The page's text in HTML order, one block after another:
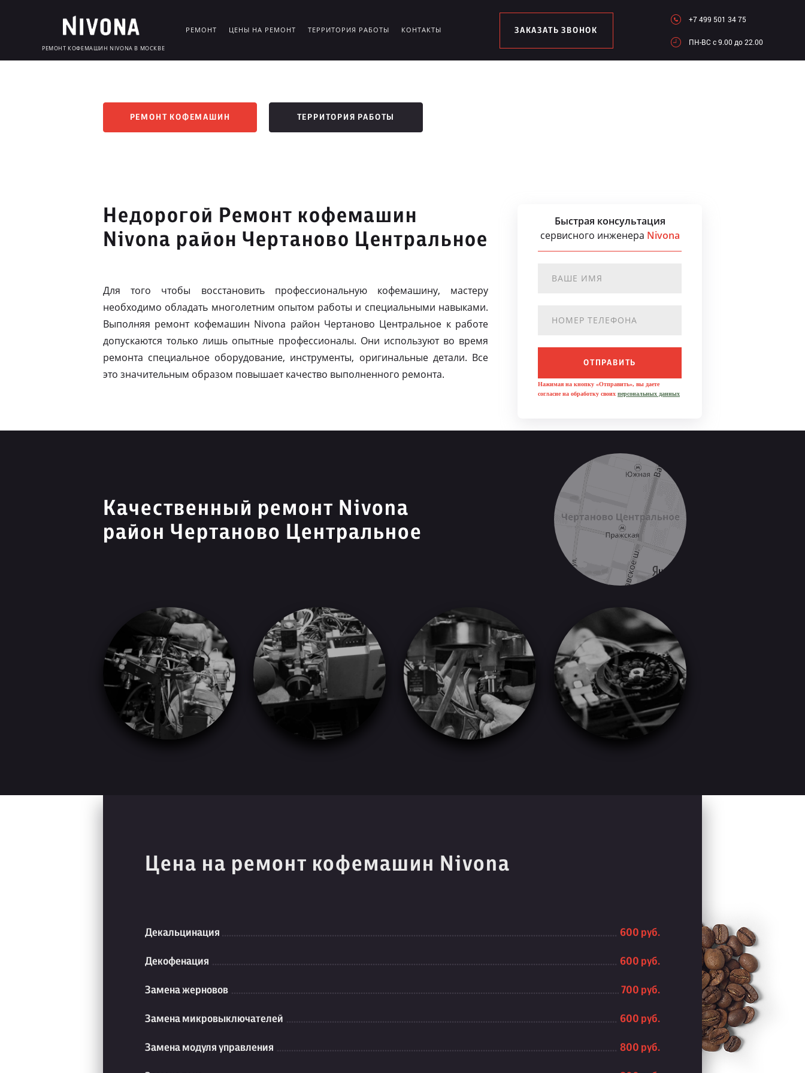
РЕМОНТ КОФЕМАШИН NIVONA В МОСКВЕ
РЕМОНТ ЦЕНЫ НА РЕМОНТ ТЕРРИТОРИЯ РАБОТЫ КОНТАКТЫ ЗАКАЗАТЬ ЗВОНОК
+7 499 501 34 75
ПН-ВC c 9.00 до 22.00
РЕМОНТ КОФЕМАШИН ТЕРРИТОРИЯ РАБОТЫ
Недорогой Ремонт кофемашин
Nivona район Чертаново Центральное
Для того чтобы восстановить профессиональную кофемашину, мастеру
необходимо обладать многолетним опытом работы и специальными навыками.
Выполняя ремонт кофемашин Nivona район Чертаново Центральное к работе
допускаются только лишь опытные профессионалы. Они используют во время
ремонта специальное оборудование, инструменты, оригинальные детали. Все
это значительным образом повышает качество выполненного ремонта.
Быстрая консультация
сервисного инженера Nivona
ОТПРАВИТЬ
Нажимая на кнопку «Отправить», вы даете
согласие на обработку своих персональных данных
Качественный ремонт Nivona
район Чертаново Центральное
Цена на ремонт кофемашин Nivona
Декальцинация 600 руб.
Декофенация 600 руб.
Замена жерновов 700 руб.
Замена микровыключателей 600 руб.
Замена модуля управления 800 руб.